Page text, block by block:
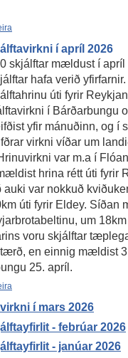
í apríl 2026
skjálftar mældust í apríl
hafa verið
úti fyrir
í Bárðarbungu
yfir mánuðinn, og í
virkni víðar um
var m.a í
hrina rétt úti fyrir
auki var nokkuð
úti fyrir Eldey. Síðan
um
voru skjálftar
en einnig mældist
25. apríl.
í mars 2026
- febrúar 2026
- janúar 2026